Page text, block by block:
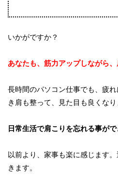
いかがですか？
あなたも、筋力アップしながら、
長時間のパソコン仕事でも、疲
き肩も整って、見た目も良くなり
日常生活で肩こりを忘れる事がで
以前より、家事も楽に感じます
きます。